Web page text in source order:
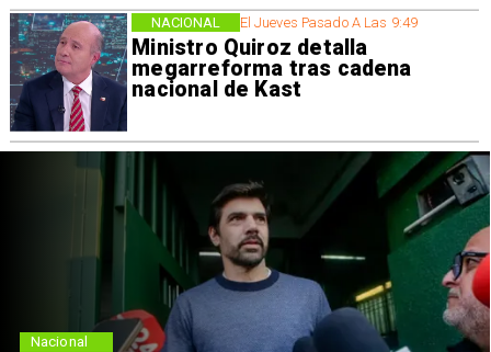
El Jueves Pasado A Las 9:49
Ministro Quiroz detalla
megarreforma tras cadena
nacional de Kast
NACIONAL
Nacional